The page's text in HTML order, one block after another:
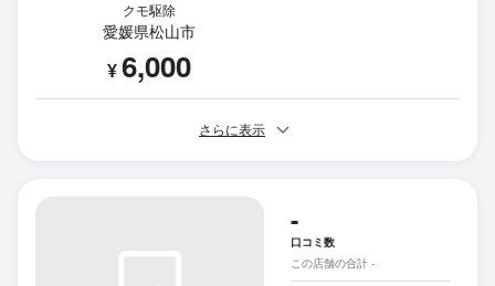
クモ駆除
愛媛県松山市
¥6,000
さらに表示
-
口コミ数
この店舗の合計 -